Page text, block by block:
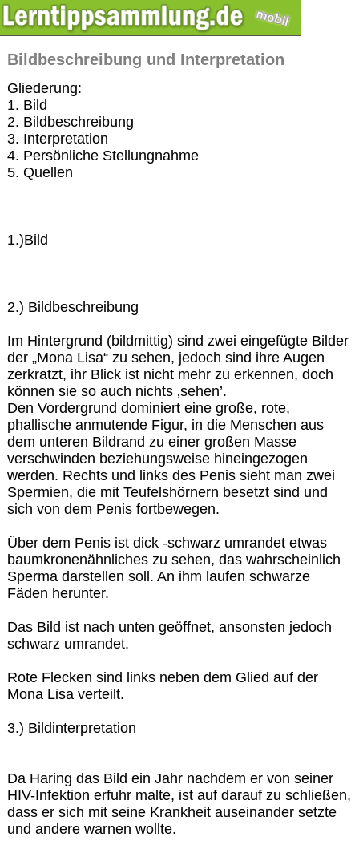
Bildbeschreibung und Interpretation
Gliederung:
1. Bild
2. Bildbeschreibung
3. Interpretation
4. Persönliche Stellungnahme
5. Quellen
1.)Bild
2.) Bildbeschreibung
Im Hintergrund (bildmittig) sind zwei eingefügte Bilder
der „Mona Lisa“ zu sehen, jedoch sind ihre Augen
zerkratzt, ihr Blick ist nicht mehr zu erkennen, doch
können sie so auch nichts ‚sehen’.
Den Vordergrund dominiert eine große, rote,
phallische anmutende Figur, in die Menschen aus
dem unteren Bildrand zu einer großen Masse
verschwinden beziehungsweise hineingezogen
werden. Rechts und links des Penis sieht man zwei
Spermien, die mit Teufelshörnern besetzt sind und
sich von dem Penis fortbewegen.
Über dem Penis ist dick -schwarz umrandet etwas
baumkronenähnliches zu sehen, das wahrscheinlich
Sperma darstellen soll. An ihm laufen schwarze
Fäden herunter.
Das Bild ist nach unten geöffnet, ansonsten jedoch
schwarz umrandet.
Rote Flecken sind links neben dem Glied auf der
Mona Lisa verteilt.
3.) Bildinterpretation
Da Haring das Bild ein Jahr nachdem er von seiner
HIV-Infektion erfuhr malte, ist auf darauf zu schließen,
dass er sich mit seine Krankheit auseinander setzte
und andere warnen wollte.